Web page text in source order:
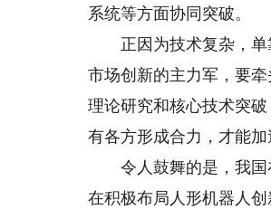
系统等方面协同突破。
正因为技术复杂，单
市场创新的主力军，要
理论研究和核心技术突
有各方形成合力，才能加
令人鼓舞的是，我国
在积极布局人形机器人